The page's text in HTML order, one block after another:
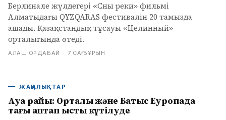
Берлинале жүлдегері «Сны реки» фильмі
Алматыдағы QYZQARAS фестивалін 20 тамызда
ашады. Қазақстандық тұсауы «Целинный»
орталығында өтеді.
АЛАШ ОРДАБАЙ · 7 САҒ БҰРЫН
ЖАҢАЛЫҚТАР
Ауа райы: Орталық және Батыс Еуропада
тағы аптап ыстық күтілуде